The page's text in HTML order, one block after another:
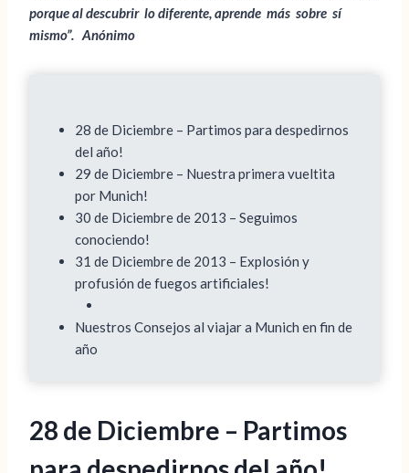
porque al descubrir lo diferente, aprende más sobre sí
mismo”. Anónimo
28 de Diciembre – Partimos para despedirnos
del año!
29 de Diciembre – Nuestra primera vueltita
por Munich!
30 de Diciembre de 2013 – Seguimos
conociendo!
31 de Diciembre de 2013 – Explosión y
profusión de fuegos artificiales!
Nuestros Consejos al viajar a Munich en fin de
año
28 de Diciembre – Partimos